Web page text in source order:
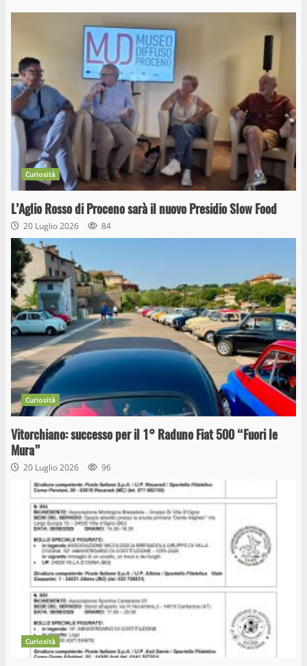
Curiosità
L’Aglio Rosso di Proceno sarà il nuovo Presidio Slow Food
20 Luglio 2026 84
Curiosità
Vitorchiano: successo per il 1° Raduno Fiat 500 “Fuori le
Mura”
20 Luglio 2026 96
Curiosità